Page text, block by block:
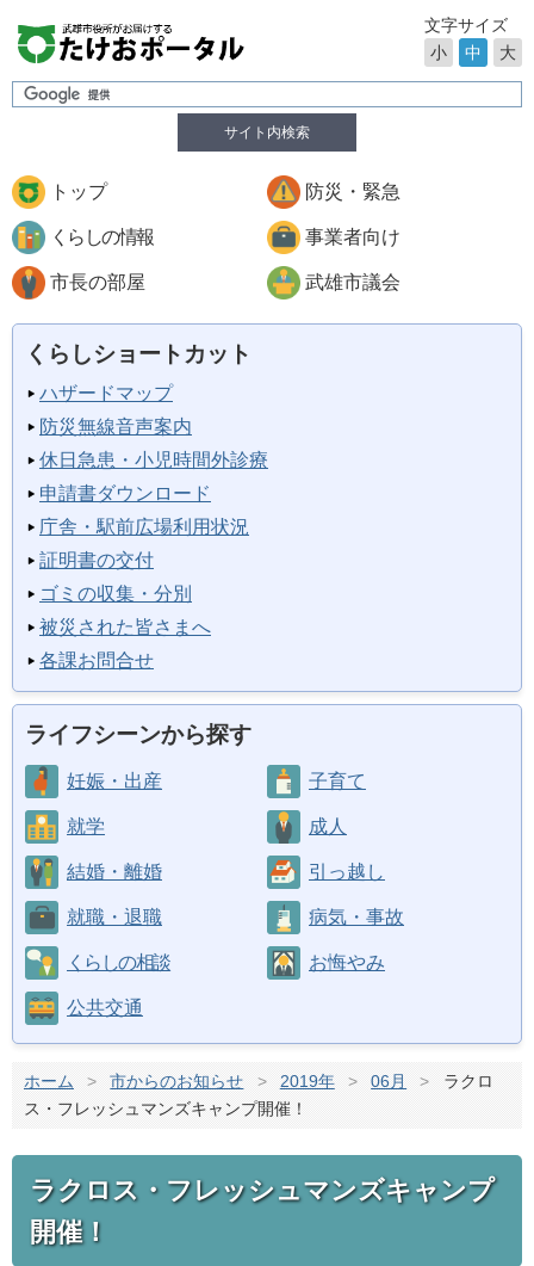
サイト内検索
文字サイズ
小
中 大
トップ 防災・緊急
くらしの情報 事業者向け
市長の部屋 武雄市議会
くらしショートカット
ハザードマップ
防災無線音声案内
休日急患・小児時間外診療
申請書ダウンロード
庁舎・駅前広場利用状況
証明書の交付
ゴミの収集・分別
被災された皆さまへ
各課お問合せ
ライフシーンから探す
妊娠・出産 子育て
就学 成人
結婚・離婚 引っ越し
就職・退職 病気・事故
くらしの相談 お悔やみ
公共交通
ホーム > 市からのお知らせ > 2019年 > 06月 >
ラクロ
ス・フレッシュマンズキャンプ開催！
ラクロス・フレッシュマンズキャンプ
開催！